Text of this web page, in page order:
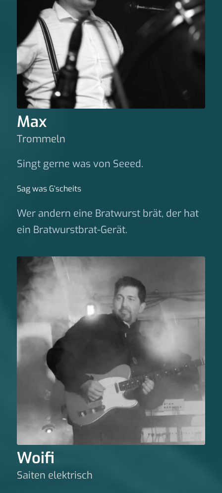
Max
Trommeln
Singt gerne was von Seeed.
Sag was G‘scheits
Wer andern eine Bratwurst brät, der hat
ein Bratwurstbrat-Gerät.
Woifi
Saiten elektrisch